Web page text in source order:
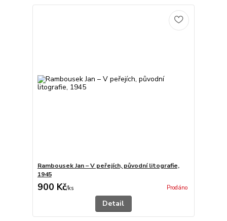
Rambousek Jan – V peřejích, původní litografie,
1945
900 Kč/ks Prodáno
Detail